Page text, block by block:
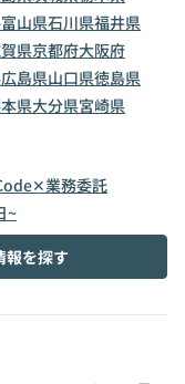
富山県石川県福井県
県京都府大阪府
広島県山口県徳島県
県大分県宮崎県
業務委託
~
報を探す